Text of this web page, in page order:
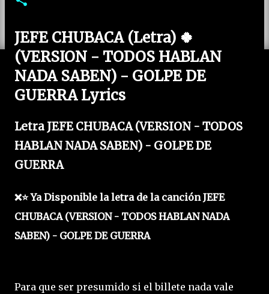
JEFE CHUBACA (Letra) 🍀
(VERSION - TODOS HABLAN
NADA SABEN) - GOLPE DE
GUERRA Lyrics
Letra JEFE CHUBACA (VERSION - TODOS
HABLAN NADA SABEN) - GOLPE DE
GUERRA
❌⭐ Ya Disponible la letra de la canción JEFE
CHUBACA (VERSION - TODOS HABLAN NADA
SABEN) - GOLPE DE GUERRA
Para que ser presumido si el billete nada vale